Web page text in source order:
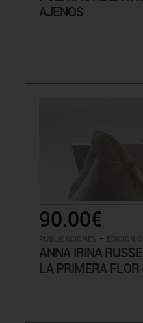
AJENOS
90.00€
-
ANNA IRINA
LA PRIMERA FLOR